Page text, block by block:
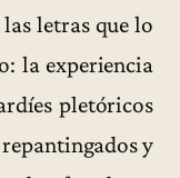
letras que lo
la experiencia
pletóricos
y